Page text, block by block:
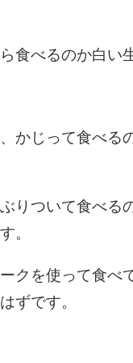
食べるのか白い
かじって食べる
りついて食べる
。
クを使って食べ
ずです。